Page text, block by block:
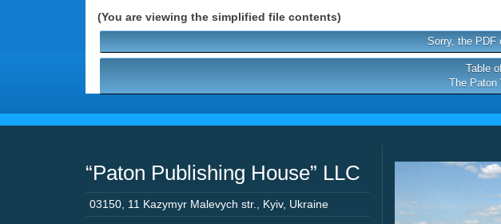
(You are viewing the simplified file contents)
Sorry, the PDF
Table
The
“Paton Publishing House” LLC
03150 11 Kazymyr Malevych str. Kyiv, Ukraine